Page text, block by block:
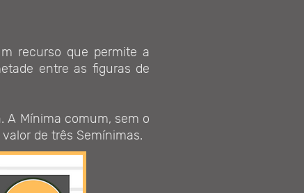
recurso que permite a
entre as figuras de
A Mínima comum, sem o
de três Semínimas.